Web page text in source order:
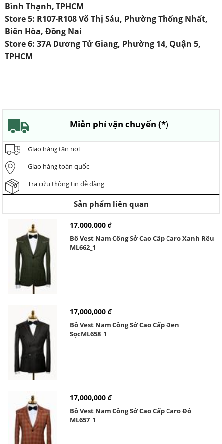
Bình Thạnh, TPHCM
Store 5: R107-R108 Võ Thị Sáu, Phường Thống Nhất,
Biên Hòa, Đồng Nai
Store 6: 37A Dương Tử Giang, Phường 14, Quận 5,
TPHCM
Miễn phí vận chuyển (*)
Giao hàng tận nơi
Giao hàng toàn quốc
Tra cứu thông tin dễ dàng
Sản phẩm liên quan
17,000,000 đ
Bô Vest Nam Công Sở Cao Cấp Caro Xanh Rêu
ML662_1
17,000,000 đ
Bô Vest Nam Công Sở Cao Cấp Đen
SọcML658_1
17,000,000 đ
Bô Vest Nam Công Sở Cao Cấp Caro Đỏ
ML657_1